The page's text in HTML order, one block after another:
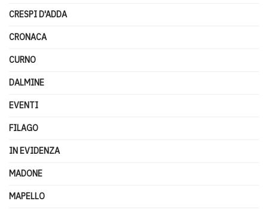
CRESPI D'ADDA
CRONACA
CURNO
DALMINE
EVENTI
FILAGO
IN EVIDENZA
MADONE
MAPELLO